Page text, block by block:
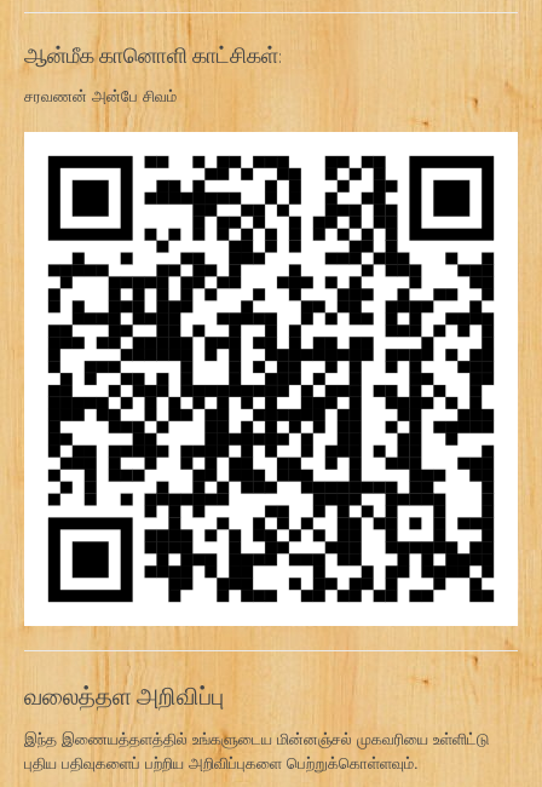
ஆன்மீக கானொளி காட்சிகள்:
சரவணன் அன்பே சிவம்
வலைத்தள அறிவிப்பு
இந்த இணையத்தளத்தில் உங்களுடைய மின்னஞ்சல் முகவரியை உள்ளிட்டு
புதிய பதிவுகளைப் பற்றிய அறிவிப்புகளை பெற்றுக்கொள்ளவும்.